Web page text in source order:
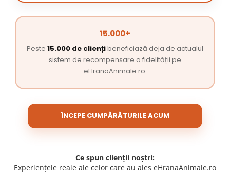
15.000+
Peste 15.000 de cliențibeneficiază deja de actualul
sistem de recompensare a fidelității pe
eHranaAnimale.ro.
ÎNCEPE CUMPĂRĂTURILE ACUM
Ce spun clienții noștri:
Experiențele reale ale celor care au ales eHranaAnimale.ro